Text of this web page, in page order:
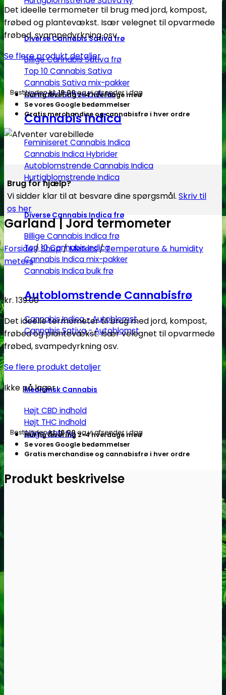
Diverse Cannabis Sativa frø
Billige Cannabis Sativa frø
Top 10 Cannabis Sativa
Cannabis Sativa mix-pakker
Cannabis Sativa bulk frø
Cannabis Indica
Feminiseret Cannabis Indica
Cannabis Indica Hybrider
Autoblomstrende Cannabis Indica
Hurtigblomstrende Indica
Diverse Cannabis Indica frø
Billige Cannabis Indica frø
Top 10 Cannabis Indica
Cannabis Indica mix-pakker
Cannabis Indica bulk frø
Autoblomstrende Cannabisfrø
Cannabis Indica - Autoblomst
Cannabis Sativa - Autoblomst
Medicinsk Cannabis
Højt CBD indhold
Højt THC indhold
Billige CBD frø
Det ideelle termometer til brug med jord, kompost,
frøbed og plantevækst. Især velegnet til opvarmede
frøbed, svampedyrkning osv.
Se flere produkt detaljer
Bestil indenkl. 16.00og vi afsender i dag
Hurtig levering 2-4 hverdage med
Se vores Google bedømmelser
Gratis merchandise og cannabisfrø i hver ordre
Brug for hjælp?
Vi sidder klar til at besvare dine spørgsmål. Skriv til
os her
Garland | Jord termometer
Forside/Shop/Meters/Temperature & humidity
meters
kr. 139.00
Det ideelle termometer til brug med jord, kompost,
frøbed og plantevækst. Især velegnet til opvarmede
frøbed, svampedyrkning osv.
Se flere produkt detaljer
Ikke på lager
Bestil indenkl. 16.00og vi afsender i dag
Hurtig levering 2-4 hverdage med
Se vores Google bedømmelser
Gratis merchandise og cannabisfrø i hver ordre
Produkt beskrivelse